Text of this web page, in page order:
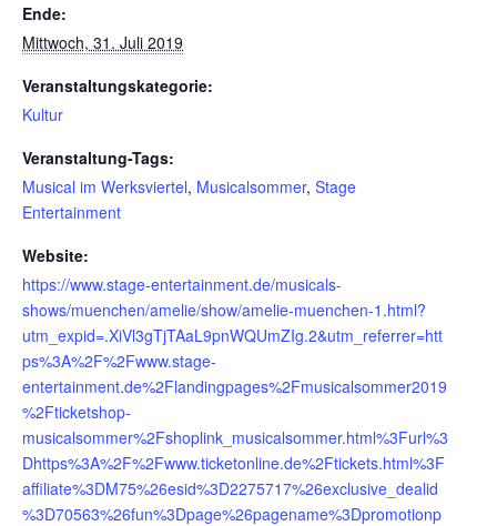
Ende:
Mittwoch, 31. Juli 2019
Veranstaltungskategorie:
Kultur
Veranstaltung-Tags:
Musical im Werksviertel, Musicalsommer, Stage
Entertainment
Website:
https://www.stage-entertainment.de/musicals-
shows/muenchen/amelie/show/amelie-muenchen-1.html?
utm_expid=.XiVl3gTjTAaL9pnWQUmZIg.2&utm_referrer=htt
ps%3A%2F%2Fwww.stage-
entertainment.de%2Flandingpages%2Fmusicalsommer2019
%2Fticketshop-
musicalsommer%2Fshoplink_musicalsommer.html%3Furl%3
Dhttps%3A%2F%2Fwww.ticketonline.de%2Ftickets.html%3F
affiliate%3DM75%26esid%3D2275717%26exclusive_dealid
%3D70563%26fun%3Dpage%26pagename%3Dpromotionp